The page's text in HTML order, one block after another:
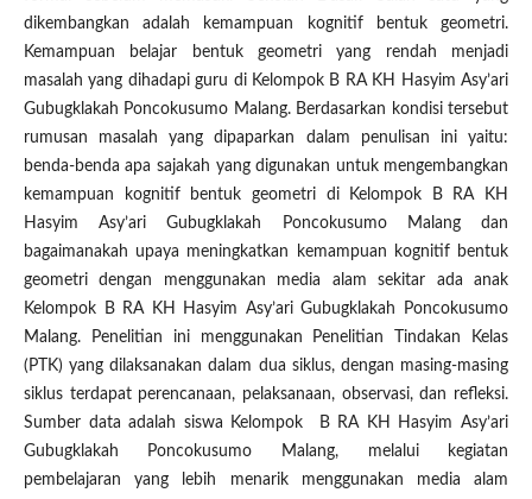
dikembangkan adalah kemampuan kognitif bentuk geometri.
Kemampuan belajar bentuk geometri yang rendah menjadi
masalah yang dihadapi guru di Kelompok B RA KH Hasyim Asy’ari
Gubugklakah Poncokusumo Malang. Berdasarkan kondisi tersebut
rumusan masalah yang dipaparkan dalam penulisan ini yaitu:
benda-benda apa sajakah yang digunakan untuk mengembangkan
kemampuan kognitif bentuk geometri di Kelompok B RA KH
Hasyim Asy’ari Gubugklakah Poncokusumo Malang dan
bagaimanakah upaya meningkatkan kemampuan kognitif bentuk
geometri dengan menggunakan media alam sekitar ada anak
Kelompok B RA KH Hasyim Asy’ari Gubugklakah Poncokusumo
Malang. Penelitian ini menggunakan Penelitian Tindakan Kelas
(PTK) yang dilaksanakan dalam dua siklus, dengan masing-masing
siklus terdapat perencanaan, pelaksanaan, observasi, dan refleksi.
Sumber data adalah siswa Kelompok B RA KH Hasyim Asy’ari
Gubugklakah Poncokusumo Malang, melalui kegiatan
pembelajaran yang lebih menarik menggunakan media alam